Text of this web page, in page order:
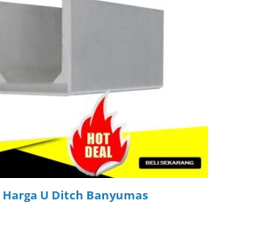
Harga U Ditch Banyumas